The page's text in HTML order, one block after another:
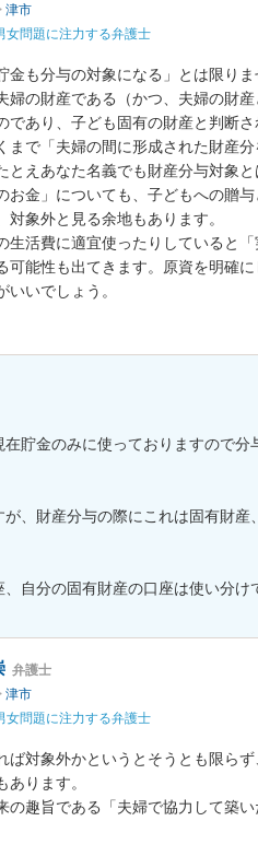
津市
女問題に注力する弁護士
金も分与の対象になる」とは限りま
婦の財産である（かつ、夫婦の財
であり、子ども固有の財産と判断さ
まで「夫婦の間に形成された財産
とえあなた名義でも財産分与対象と
お金」についても、子どもへの贈
対象外と見る余地もあります。
生活費に適宜使ったりしていると
可能性も出てきます。原資を明確
いいでしょう。
貯金のみに使っておりますので
、財産分与の際にこれは固有財
自分の固有財産の口座は使い分け
弁護士
津市
女問題に注力する弁護士
ば対象外かというとそうとも限ら
ります。
の趣旨である「夫婦で協力して築